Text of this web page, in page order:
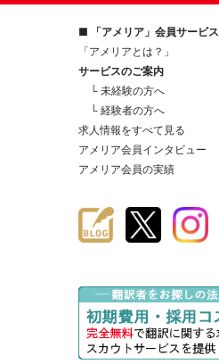
■ 「アメリア」会員サービス
「アメリアとは？」
サービスのご案内
└ 未経験の方へ
└ 経験者の方へ
求人情報をすべて見る
アメリア会員インタビュー
アメリア会員の実績